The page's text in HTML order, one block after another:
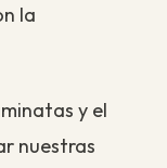
la
y el
nuestras